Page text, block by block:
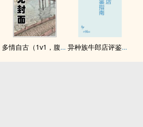
多情自古（1v1，腹黑内侍咸鱼皇后） 异种族牛郎店评鉴指南